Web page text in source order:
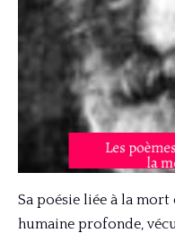
Sa poésie liée à la
humaine profonde,